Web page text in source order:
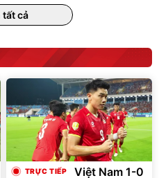
Lót ghế ôtô, nâng lưng
chống nóng giúp thoải mái
trong di chuyển
295.000đ
tất cả